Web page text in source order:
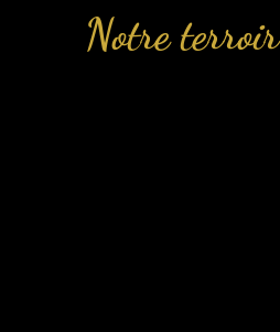
Notre terroir